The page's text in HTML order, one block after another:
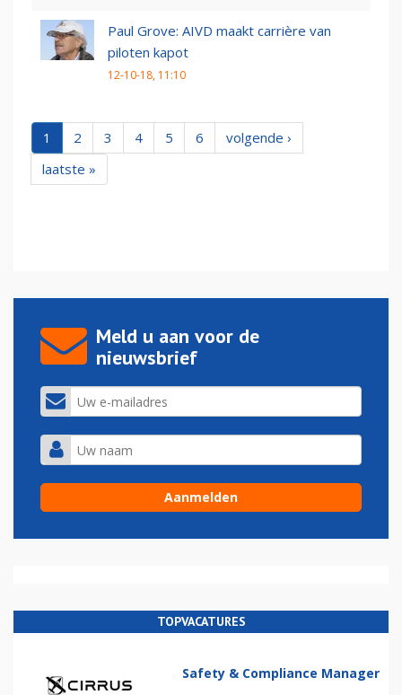
Paul Grove: AIVD maakt carrière van
piloten kapot
12-10-18, 11:10
1 2 3 4 5 6
volgende ›
laatste »
Meld u aan voor de
nieuwsbrief
TOPVACATURES
Safety & Compliance Manager